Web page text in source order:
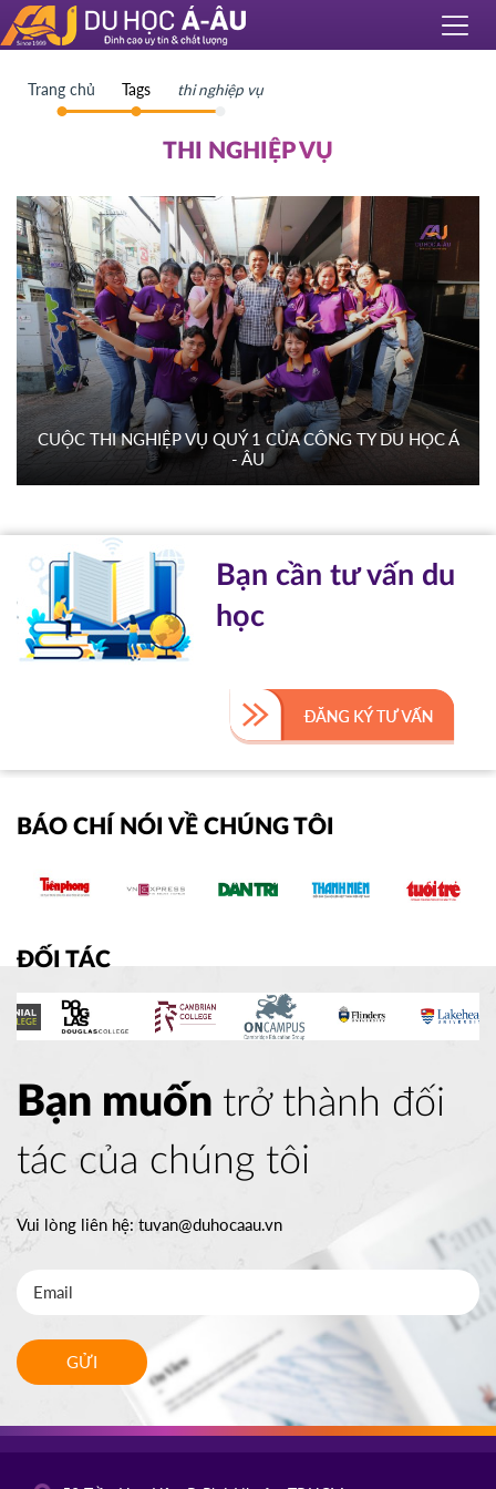
Trang chủ Tags thi nghiệp vụ
THI NGHIỆP VỤ
CUỘC THI NGHIỆP VỤ QUÝ 1 CỦA CÔNG TY DU HỌC Á
- ÂU
Bạn cần tư vấn du
học
BÁO CHÍ NÓI VỀ CHÚNG TÔI
ĐỐI TÁC
Bạn muốn trở thành đối
tác của chúng tôi
Vui lòng liên hệ:tuvan@duhocaau.vn
GỬI